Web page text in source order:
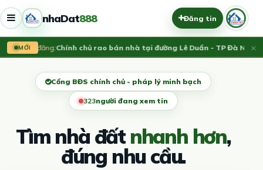
nhaDat888 Đăng tin
MỚI
Vừa đăng:Chính chủ rao bán nhà tại đường Lê Duẩn - TP Đà Nẵng;×
Cổng BĐS chính chủ - pháp lý minh bạch
326người đang xem tin
Tìm nhà đấtnhanh hơn,
đúng nhu cầu.